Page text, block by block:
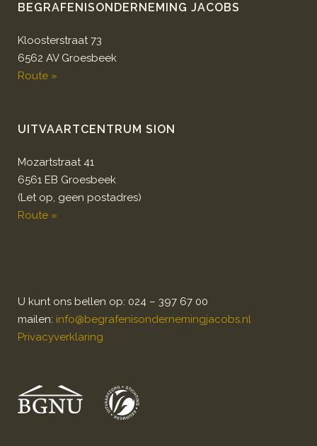
BEGRAFENISONDERNEMING JACOBS
Kloosterstraat 73
6562 AV Groesbeek
Route »
UITVAARTCENTRUM SION
Mozartstraat 41
6561 EB Groesbeek
(Let op, geen postadres)
Route »
U kunt ons bellen op: 024 – 397 67 00
mailen: info@begrafenisondernemingjacobs.nl
Privacyverklaring